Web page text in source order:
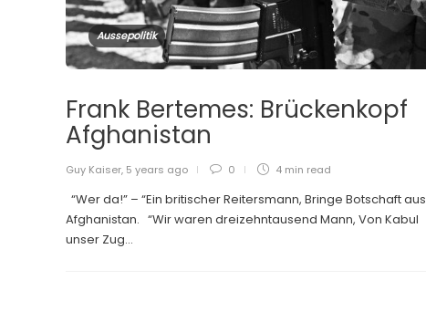
Aussepolitik
Frank Bertemes: Brückenkopf
Afghanistan
Guy Kaiser, 5 years ago 0 4 min read
“Wer da!” – “Ein britischer Reitersmann, Bringe Botschaft aus
Afghanistan. “Wir waren dreizehntausend Mann, Von Kabul
unser Zug...